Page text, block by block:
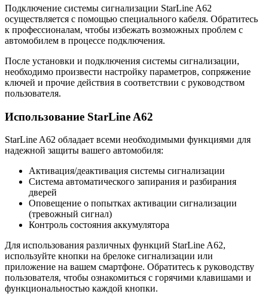
Подключение системы сигнализации StarLine A62
осуществляется с помощью специального кабеля. Обратитесь
к профессионалам, чтобы избежать возможных проблем с
автомобилем в процессе подключения.
После установки и подключения системы сигнализации,
необходимо произвести настройку параметров, сопряжение
ключей и прочие действия в соответствии с руководством
пользователя.
Использование StarLine A62
StarLine A62 обладает всеми необходимыми функциями для
надежной защиты вашего автомобиля:
Активация/деактивация системы сигнализации
Система автоматического запирания и разбирания
дверей
Оповещение о попытках активации сигнализации
(тревожный сигнал)
Контроль состояния аккумулятора
Для использования различных функций StarLine A62,
используйте кнопки на брелоке сигнализации или
приложение на вашем смартфоне. Обратитесь к руководству
пользователя, чтобы ознакомиться с горячими клавишами и
функциональностью каждой кнопки.